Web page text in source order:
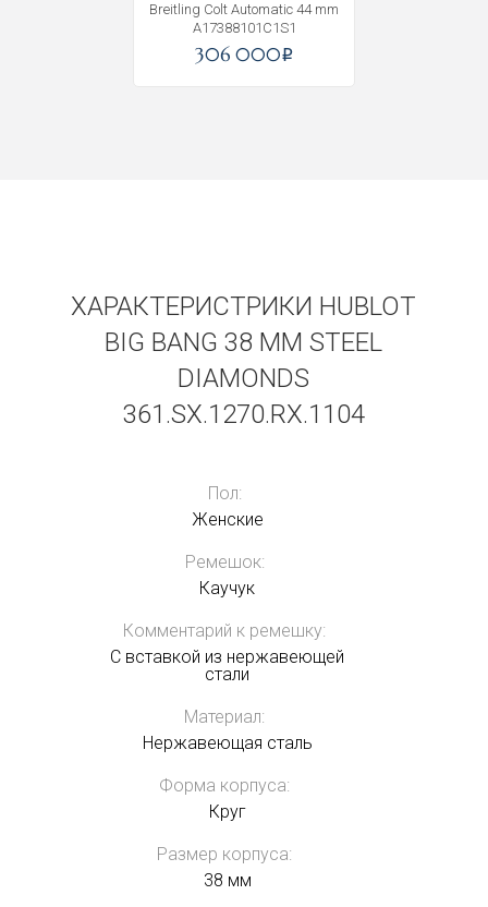
Breitling Colt Automatic 44 mm
A17388101C1S1
306 000i
ХАРАКТЕРИСТРИКИ HUBLOT
BIG BANG 38 MM STEEL
DIAMONDS
361.SX.1270.RX.1104
Пол:
Женские
Ремешок:
Каучук
Комментарий к ремешку:
С вставкой из нержавеющей
стали
Материал:
Нержавеющая сталь
Форма корпуса:
Круг
Размер корпуса:
38 мм